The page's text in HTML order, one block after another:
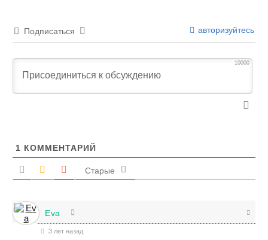
Подписаться авторизуйтесь
10000
1 КОММЕНТАРИЙ
Старые
Eva
3 лет назад